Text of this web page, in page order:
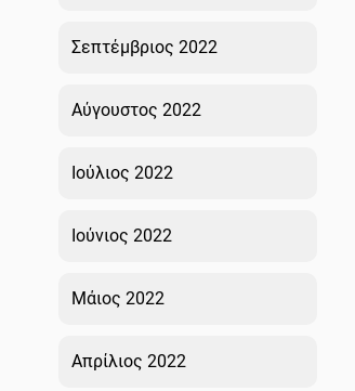
Σεπτέμβριος 2022
Αύγουστος 2022
Ιούλιος 2022
Ιούνιος 2022
Μάιος 2022
Απρίλιος 2022